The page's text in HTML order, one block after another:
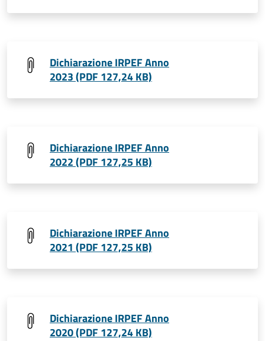
Dichiarazione IRPEF Anno
2023 (PDF 127,24 KB)
Dichiarazione IRPEF Anno
2022 (PDF 127,25 KB)
Dichiarazione IRPEF Anno
2021 (PDF 127,25 KB)
Dichiarazione IRPEF Anno
2020 (PDF 127,24 KB)